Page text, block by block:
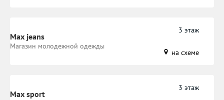
Max jeans
Магазин молодежной одежды
3 этаж
на схеме
Max sport
3 этаж